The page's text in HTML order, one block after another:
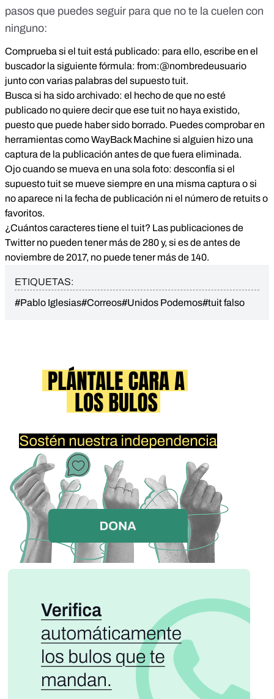
pasos que puedes seguir para que no te la cuelen con
ninguno:
Comprueba si el tuit está publicado: para ello, escribe en el
buscador la siguiente fórmula: from:@nombredeusuario
junto con varias palabras del supuesto tuit.
Busca si ha sido archivado: el hecho de que no esté
publicado no quiere decir que ese tuit no haya existido,
puesto que puede haber sido borrado. Puedes comprobar en
herramientas como WayBack Machine si alguien hizo una
captura de la publicación antes de que fuera eliminada.
Ojo cuando se mueva en una sola foto: desconfía si el
supuesto tuit se mueve siempre en una misma captura o si
no aparece ni la fecha de publicación ni el número de retuits o
favoritos.
¿Cuántos caracteres tiene el tuit? Las publicaciones de
Twitter no pueden tener más de 280 y, si es de antes de
noviembre de 2017, no puede tener más de 140.
ETIQUETAS:
#Pablo Iglesias#Correos#Unidos Podemos#tuit falso